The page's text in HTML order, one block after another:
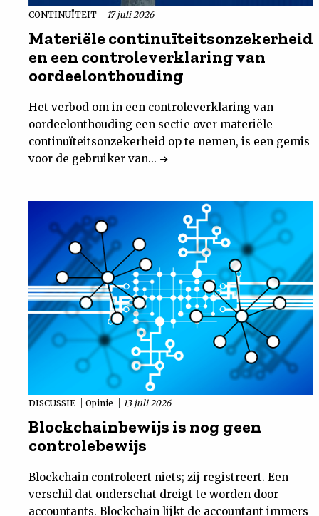
CONTINUÏTEIT 17 juli 2026
Materiële continuïteitsonzekerheid
en een controleverklaring van
oordeelonthouding
Het verbod om in een controleverklaring van
oordeelonthouding een sectie over materiële
continuïteitsonzekerheid op te nemen, is een gemis
voor de gebruiker van...
DISCUSSIE Opinie 13 juli 2026
Blockchainbewijs is nog geen
controlebewijs
Blockchain controleert niets; zij registreert. Een
verschil dat onderschat dreigt te worden door
accountants. Blockchain lijkt de accountant immers